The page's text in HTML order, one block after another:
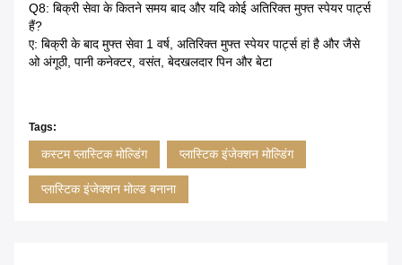
Q8: बिक्री सेवा के कितने समय बाद और यदि कोई अतिरिक्त मुफ्त स्पेयर पार्ट्स
हैं?
ए: बिक्री के बाद मुफ्त सेवा 1 वर्ष, अतिरिक्त मुफ्त स्पेयर पार्ट्स हां है और जैसे
ओ अंगूठी, पानी कनेक्टर, वसंत, बेदखलदार पिन और बेटा
Tags:
कस्टम प्लास्टिक मोल्डिंग प्लास्टिक इंजेक्शन मोल्डिंग
प्लास्टिक इंजेक्शन मोल्ड बनाना